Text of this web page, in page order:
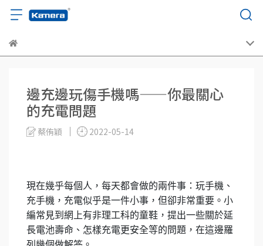
邊充邊玩傷手機嗎——你最關心
的充電問題
蔡侑穎 2022-05-14
現在幾乎每個人，每天都會做的兩件事：玩手機、
充手機，充電似乎是一件小事，但卻非常重要。小
編常見到網上有非理工科的童鞋，提出一些關於延
長電池壽命、怎樣充電更安全等的問題，在這邊羅